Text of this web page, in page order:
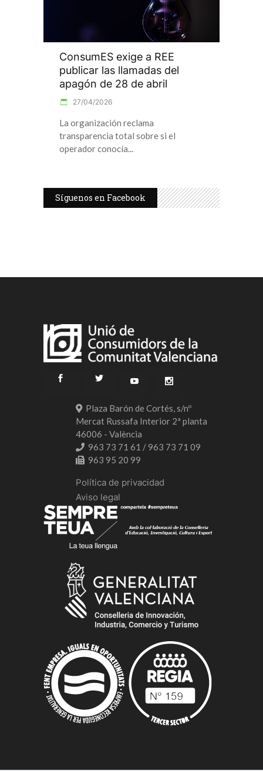
ConsumES exige a REE
publicar las llamadas del
apagón de 28 de abril
27/04/2026
La organización reclama
transparencia total sobre si el
operador conocía
Síguenos en Facebook
Plaza Barón de Cortés, s/nº
Mercat Russafa Interior 2ª planta
46006 - València
963 73 71 61 / 963 73 71 09
963 95 20 99
Política de privacidad
Aviso legal